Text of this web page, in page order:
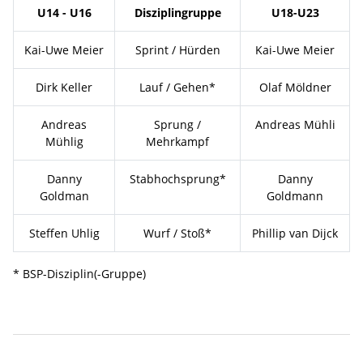
U14 - U16 Disziplingruppe U18-U23
Kai-Uwe Meier Sprint / Hürden Kai-Uwe Meier
Dirk Keller Lauf / Gehen* Olaf Möldner
Andreas
Mühlig
Sprung /
Mehrkampf
Andreas Mühli
Danny
Goldman
Stabhochsprung*
Danny
Goldmann
Steffen Uhlig Wurf / Stoß* Phillip van Dijck
* BSP-Disziplin(-Gruppe)